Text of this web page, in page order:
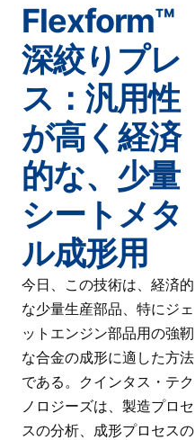
Flexform™
深絞りプレ
ス：汎用性
が高く経済
的な、少量
シートメタ
ル成形用
今日、この技術は、経済的
な少量生産部品、特にジェ
ットエンジン部品用の強靭
な合金の成形に適した方法
である。クインタス・テク
ノロジーズは、製造プロセ
スの分析、成形プロセスの